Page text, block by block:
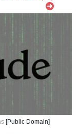
[Public Domain]